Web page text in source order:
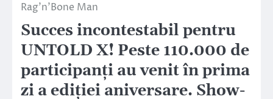
Rag’n’Bone Man
Succes incontestabil pentru
UNTOLD X! Peste 110.000 de
participanți au venit în prima
zi a ediției aniversare. Show-